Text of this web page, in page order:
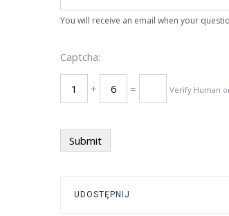
You will receive an email when your
Captcha:
+ = Verify Human
UDOSTĘPNIJ